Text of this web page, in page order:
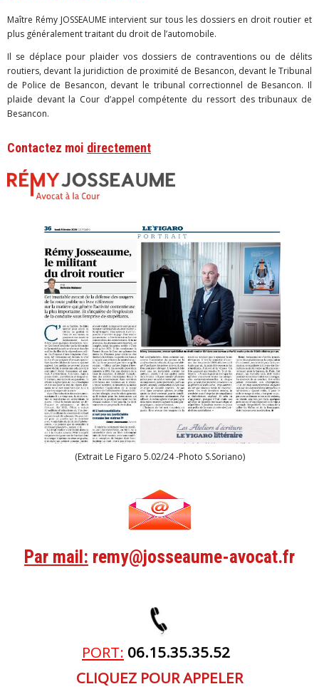
Maître Rémy JOSSEAUME intervient sur tous les dossiers en droit routier et
plus généralement traitant du droit de l’automobile.
Il se déplace pour plaider vos dossiers de contraventions ou de délits
routiers, devant la juridiction de proximité de Besancon, devant le Tribunal
de Police de Besancon, devant le tribunal correctionnel de Besancon. Il
plaide devant la Cour d’appel compétente du ressort des tribunaux de
Besancon.
Contactez moi directement
(Extrait Le Figaro 5.02/24 -Photo S.Soriano)
Par mail: remy@josseaume-avocat.fr
PORT: 06.15.35.35.52
CLIQUEZ POUR APPELER